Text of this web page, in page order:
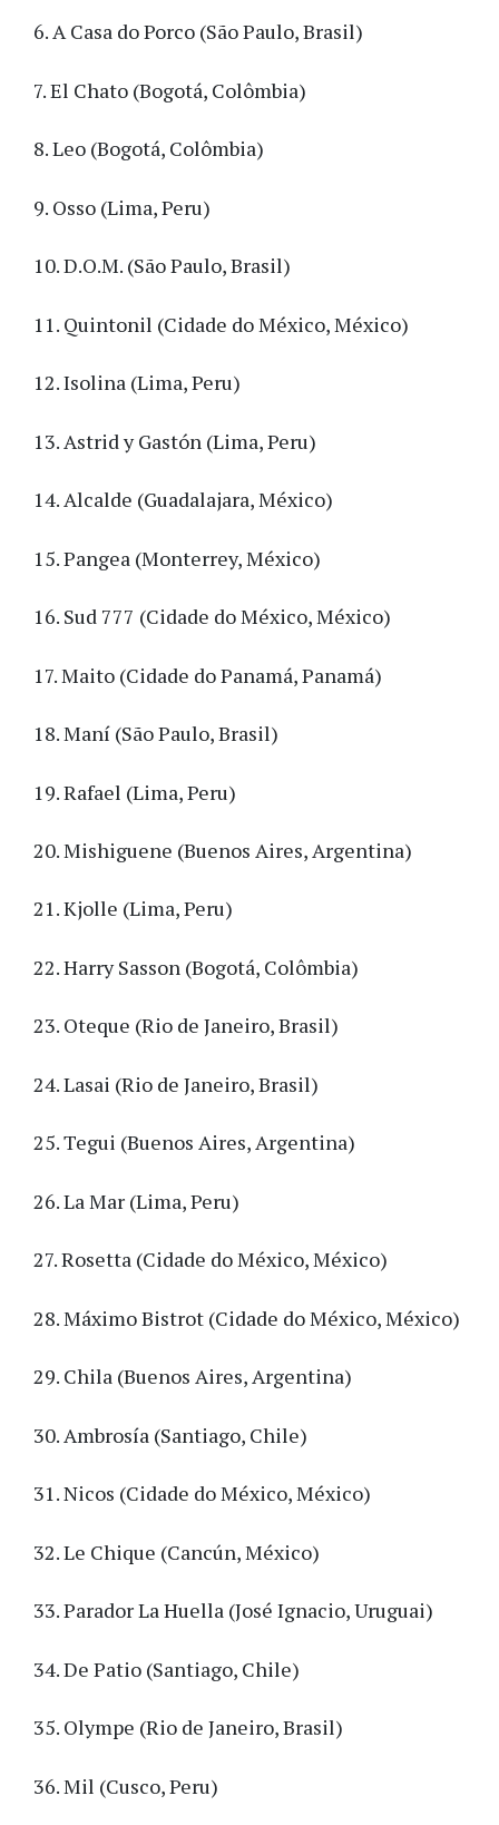
6. A Casa do Porco (São Paulo, Brasil)
7. El Chato (Bogotá, Colômbia)
8. Leo (Bogotá, Colômbia)
9. Osso (Lima, Peru)
10. D.O.M. (São Paulo, Brasil)
11. Quintonil (Cidade do México, México)
12. Isolina (Lima, Peru)
13. Astrid y Gastón (Lima, Peru)
14. Alcalde (Guadalajara, México)
15. Pangea (Monterrey, México)
16. Sud 777 (Cidade do México, México)
17. Maito (Cidade do Panamá, Panamá)
18. Maní (São Paulo, Brasil)
19. Rafael (Lima, Peru)
20. Mishiguene (Buenos Aires, Argentina)
21. Kjolle (Lima, Peru)
22. Harry Sasson (Bogotá, Colômbia)
23. Oteque (Rio de Janeiro, Brasil)
24. Lasai (Rio de Janeiro, Brasil)
25. Tegui (Buenos Aires, Argentina)
26. La Mar (Lima, Peru)
27. Rosetta (Cidade do México, México)
28. Máximo Bistrot (Cidade do México, México)
29. Chila (Buenos Aires, Argentina)
30. Ambrosía (Santiago, Chile)
31. Nicos (Cidade do México, México)
32. Le Chique (Cancún, México)
33. Parador La Huella (José Ignacio, Uruguai)
34. De Patio (Santiago, Chile)
35. Olympe (Rio de Janeiro, Brasil)
36. Mil (Cusco, Peru)